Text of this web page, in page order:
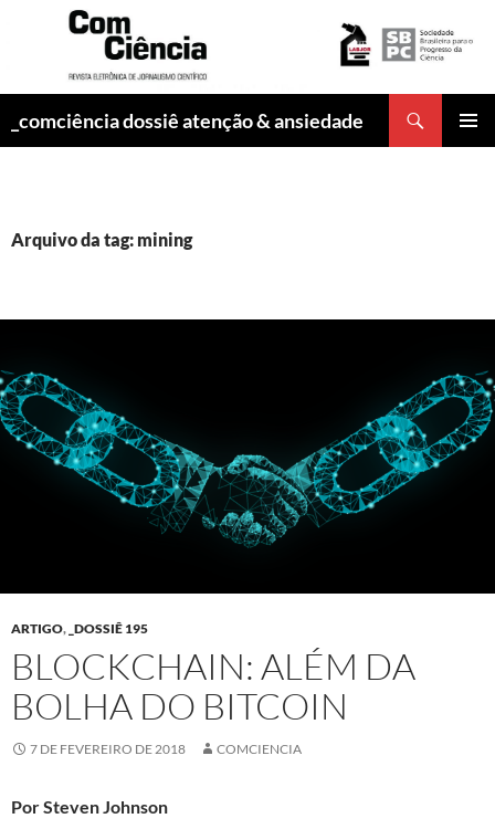
_comciência dossiê atenção & ansiedade
Arquivo da tag: mining
ARTIGO, _DOSSIÊ 195
BLOCKCHAIN: ALÉM DA
BOLHA DO BITCOIN
7 DE FEVEREIRO DE 2018 COMCIENCIA
Por Steven Johnson